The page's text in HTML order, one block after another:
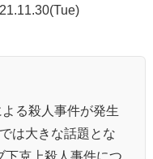
る殺人事件が発生
は大きな話題とな
下克上殺人事件につ